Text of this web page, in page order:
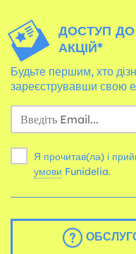
ДОСТУП
АКЦІЙ*
Будьте першим, хто
зареєструвавши свою
Я прочитав(ла) і
умови Funidelia.